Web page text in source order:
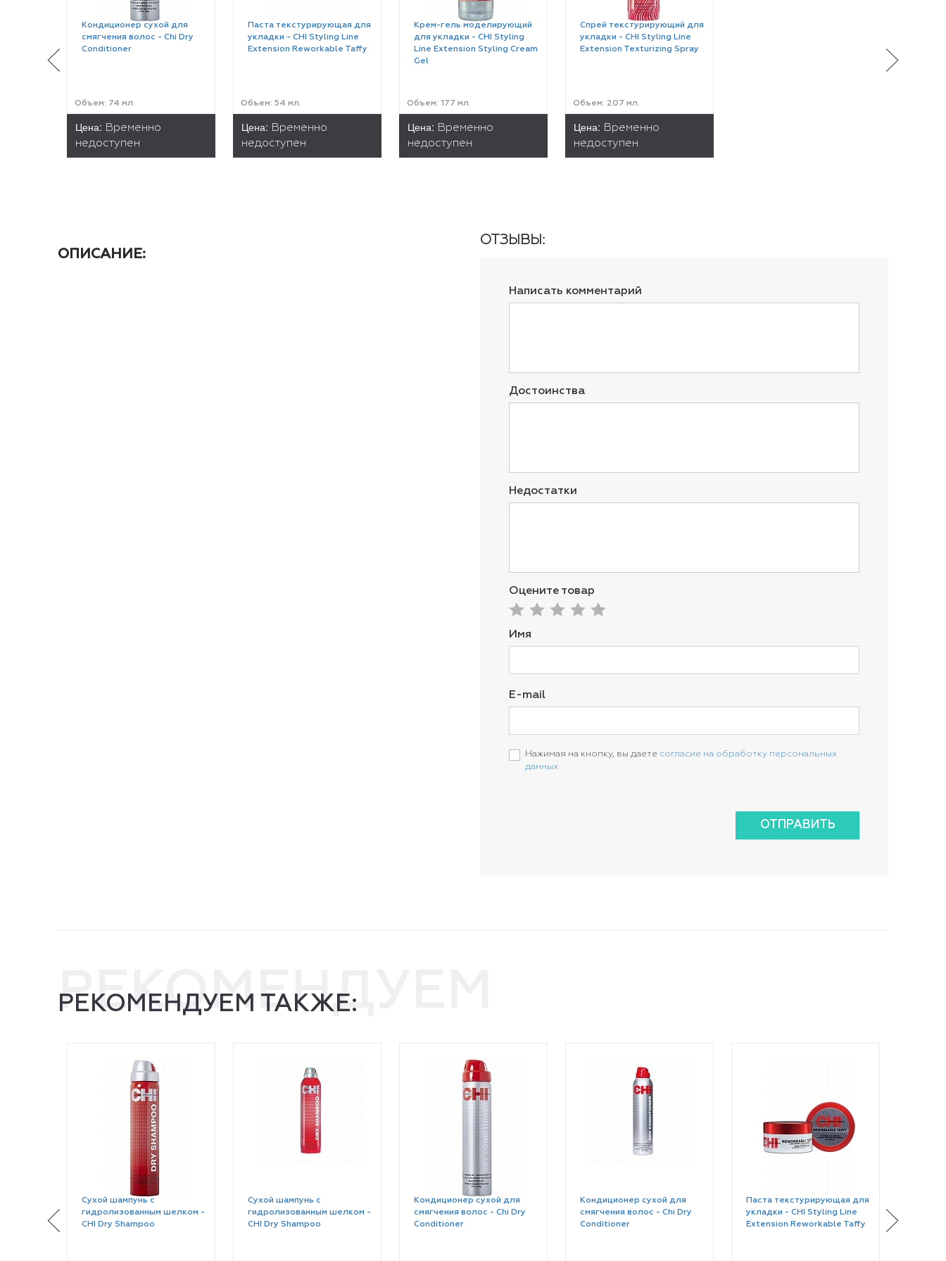
Кондиционер сухой для
смягчения волос - Chi Dry
Conditioner
Объем: 74 мл.
Цена: Временно
недоступен
Паста текстурирующая для
укладки - CHI Styling Line
Extension Reworkable Taffy
Объем: 54 мл.
Цена: Временно
недоступен
Крем-гель моделирующий
для укладки - CHI Styling
Line Extension Styling Cream
Gel
Объем: 177 мл.
Цена: Временно
недоступен
Cпрей текстурирующий для
укладки - CHI Styling Line
Extension Texturizing Spray
Объем: 207 мл.
Цена: Временно
недоступен
ОПИСАНИЕ:
ОТЗЫВЫ:
Написать комментарий
Достоинства
Недостатки
Оцените товар
Имя
E-mail
Нажимая на кнопку, вы даете согласие на обработку персональных
данных
ОТПРАВИТЬ
РЕКОМЕНДУЕМ
РЕКОМЕНДУЕМ ТАКЖЕ:
Сухой шампунь c
гидролизованным шелком -
CHI Dry Shampoo
Сухой шампунь c
гидролизованным шелком -
CHI Dry Shampoo
Кондиционер сухой для
смягчения волос - Chi Dry
Conditioner
Кондиционер сухой для
смягчения волос - Chi Dry
Conditioner
Паста текстурирующая для
укладки - CHI Styling Line
Extension Reworkable Taffy